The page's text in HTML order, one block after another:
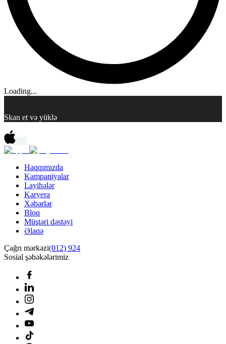
Loading...
Skan et və yüklə
Haqqımızda
Kampaniyalar
Layihələr
Karyera
Xəbərlər
Bloq
Müştəri dəstəyi
Əlaqə
Çağrı mərkəzi(012) 924
Sosial şəbəkələrimiz